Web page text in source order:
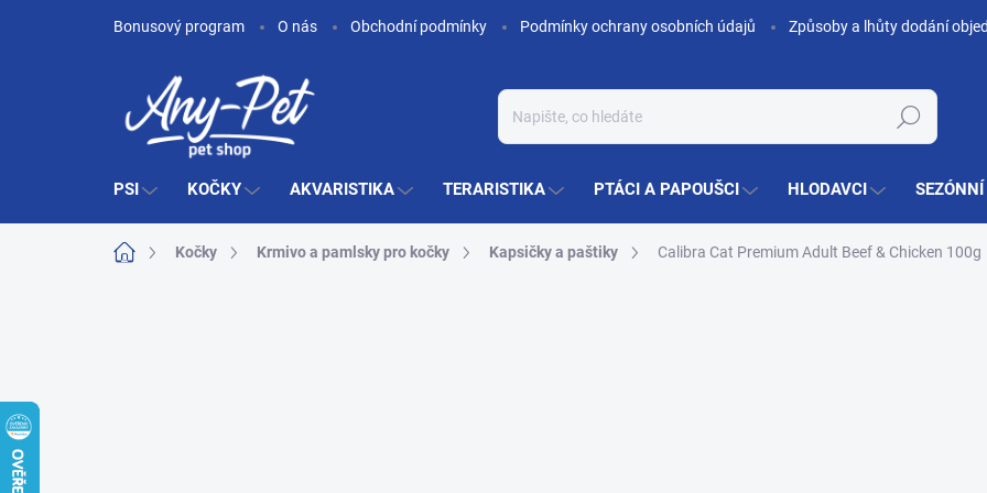
Bonusový program O nás Obchodní podmínky Podmínky ochrany osobních údajů Způsoby a lhůty dodání
Hledat
PSI KOČKY AKVARISTIKA TERARISTIKA PTÁCI A PAPOUŠCI HLODAVCI
Domů Kočky Krmivo a pamlsky pro kočky Kapsičky a paštiky Calibra Cat Premium Adult Beef & Chicken 100g